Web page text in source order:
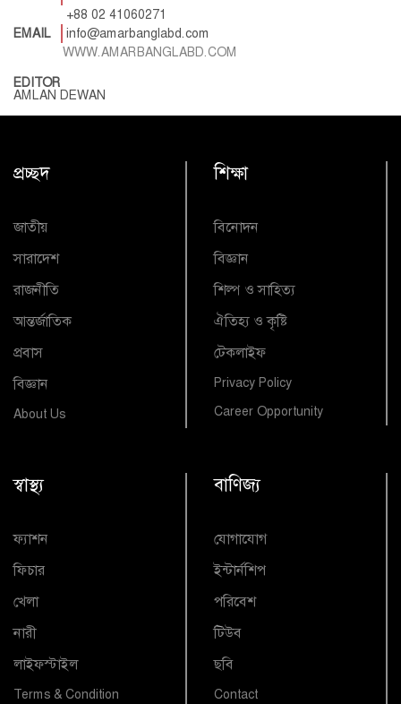
+88 02 41060271
EMAIL
info@amarbanglabd.com
WWW.AMARBANGLABD.COM
EDITOR
AMLAN DEWAN
প্রচ্ছদ
জাতীয়
সারাদেশ
রাজনীতি
আন্তর্জাতিক
প্রবাস
বিজ্ঞান
About Us
শিক্ষা
বিনোদন
বিজ্ঞান
শিল্প ও সাহিত্য
ঐতিহ্য ও কৃষ্টি
টেকলাইফ
Privacy Policy
Career Opportunity
স্বাস্থ্য
ফ্যাশন
ফিচার
খেলা
নারী
লাইফস্টাইল
Terms & Condition
বাণিজ্য
যোগাযোগ
ইন্টার্নশিপ
পরিবেশ
টিউব
ছবি
Contact